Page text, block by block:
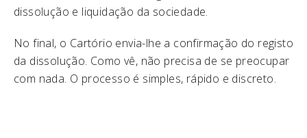
dissolução e liquidação da sociedade.
No final, o Cartório envia-lhe a confirmação do registo
da dissolução. Como vê, não precisa de se preocupar
com nada. O processo é simples, rápido e discreto.